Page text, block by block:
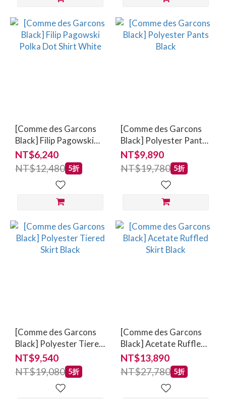
[Comme des Garcons
Black] Filip Pagowski
Polka Dot Shirt White
NT$6,240
NT$12,480 5折
[Comme des Garcons
Black] Polyester Pants
Black
NT$9,890
NT$19,780 5折
[Comme des Garcons
Black] Polyester Tiered
Skirt Black
NT$9,540
NT$19,080 5折
[Comme des Garcons
Black] Acetate Ruffled
Skirt Black
NT$13,890
NT$27,780 5折